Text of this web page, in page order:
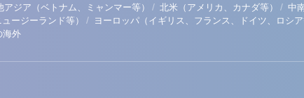
アジア（ベトナム、ミャンマー等） / 北米（アメリカ、カナダ等） / 中
ージーランド等） / ヨーロッパ（イギリス、フランス、ドイツ、ロシア
海外